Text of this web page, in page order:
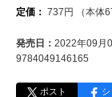
定価： 737 円 （本体
発売日： 2022年09月
9784049146165
ポスト シ